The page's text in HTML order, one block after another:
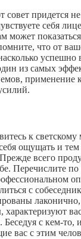
совет придется
себя
может
что от
успешно
из самых
применение
к
ощущать и тем
всего
Перечислите
с
Беседуя с кем-
вас с этим